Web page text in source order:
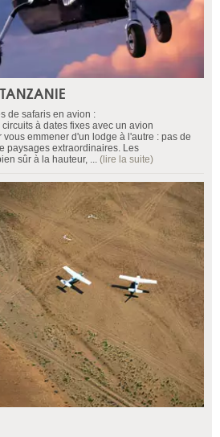
de safaris en avion :
à dates fixes avec un avion
emmener d'un lodge à l'autre : pas de
paysages extraordinaires. Les
sûr à la hauteur, ... (lire la suite)